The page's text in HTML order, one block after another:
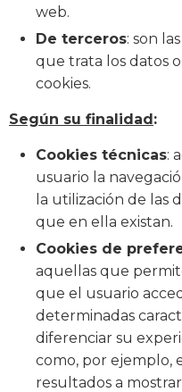
web.
De terceros: son
que trata los datos
cookies.
Según su finalidad:
Cookies técnicas:
usuario la
la utilización de las
que en ella existan.
Cookies de
aquellas que
que el usuario
determinadas
diferenciar su
como, por ejemplo,
resultados a